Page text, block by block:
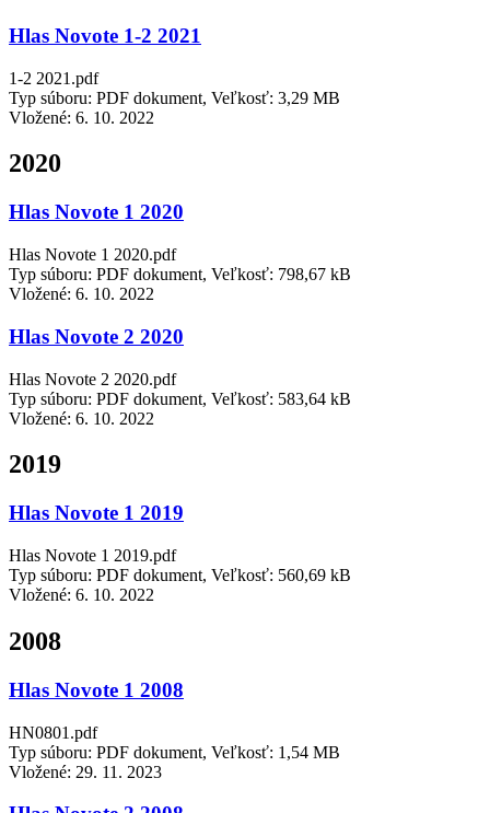
Hlas Novote 1-2 2021
1-2 2021.pdf
Typ súboru: PDF dokument, Veľkosť: 3,29 MB
Vložené: 6. 10. 2022
2020
Hlas Novote 1 2020
Hlas Novote 1 2020.pdf
Typ súboru: PDF dokument, Veľkosť: 798,67 kB
Vložené: 6. 10. 2022
Hlas Novote 2 2020
Hlas Novote 2 2020.pdf
Typ súboru: PDF dokument, Veľkosť: 583,64 kB
Vložené: 6. 10. 2022
2019
Hlas Novote 1 2019
Hlas Novote 1 2019.pdf
Typ súboru: PDF dokument, Veľkosť: 560,69 kB
Vložené: 6. 10. 2022
2008
Hlas Novote 1 2008
HN0801.pdf
Typ súboru: PDF dokument, Veľkosť: 1,54 MB
Vložené: 29. 11. 2023